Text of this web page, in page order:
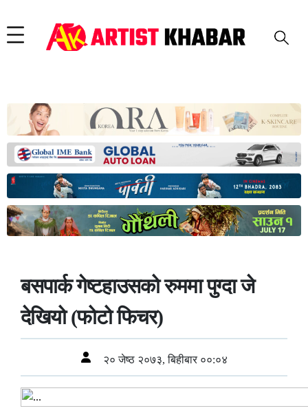
बसपार्क गेष्टहाउसको रुममा पुग्दा जे
देखियो (फोटो फिचर)
२० जेष्ठ २०७३, बिहीबार ००:०४